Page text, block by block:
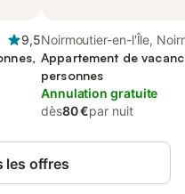
9,5Noirmoutier-en-l'Île,
Appartement de
personnes
Annulation gratuite
dès80 €par nuit
les offres